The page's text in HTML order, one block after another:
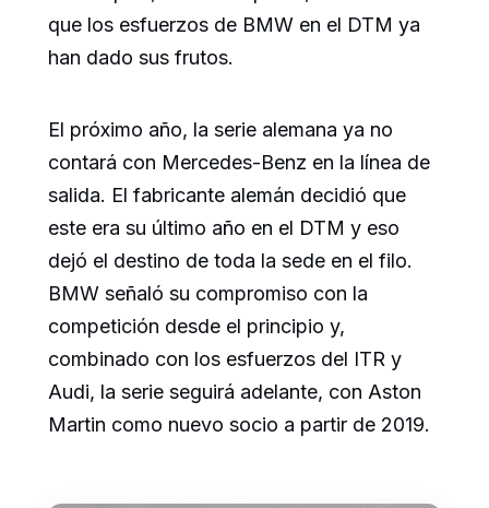
que los esfuerzos de BMW en el DTM ya
han dado sus frutos.
El próximo año, la serie alemana ya no
contará con Mercedes-Benz en la línea de
salida. El fabricante alemán decidió que
este era su último año en el DTM y eso
dejó el destino de toda la sede en el filo.
BMW señaló su compromiso con la
competición desde el principio y,
combinado con los esfuerzos del ITR y
Audi, la serie seguirá adelante, con Aston
Martin como nuevo socio a partir de 2019.